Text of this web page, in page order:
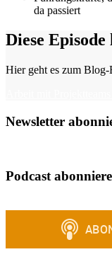
da passiert
Diese
Hier geht es zum Blog-
Newsletter
Podcast